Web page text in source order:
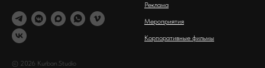
© 2026 Kurban.Studio
Реклама
Мероприятия
Корпоративные фильмы